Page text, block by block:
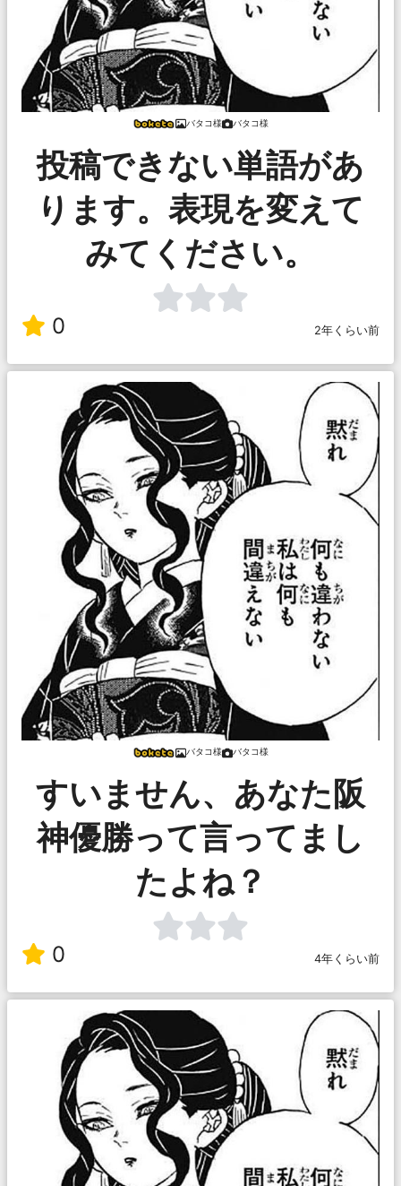
バタコ様 バタコ様
投稿できない単語があ
ります。表現を変えて
みてください。
0 2年くらい前
バタコ様 バタコ様
すいません、あなた阪
神優勝って言ってまし
たよね？
0 4年くらい前